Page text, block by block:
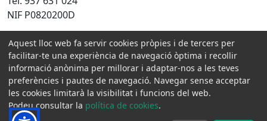
NIF P0820200D
Amb la col·laboració de:
Aquest lloc web fa servir cookies pròpies i de tercers per
facilitar-te una experiència de navegació òptima i recollir
informació anònima per millorar i adaptar-nos a les teves
preferències i pautes de navegació. Navegar sense acceptar
les cookies limitarà la visibilitat i funcions del web.
Podeu consultar la política de cookies.